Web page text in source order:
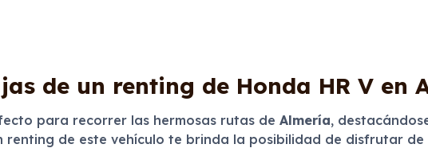
de un renting de Honda HR V en
para recorrer las hermosas rutas de Almería,
de este vehículo te brinda la posibilidad de disfrutar